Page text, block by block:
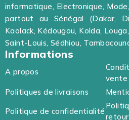
informatique, Electronique,
partout au Sénégal (Dakar,
Kaolack, Kédougou, Kolda,
Saint-Louis, Sédhiou,
Informations
A propos
vente
Politiques de livraisons
Politique de confidentialité
retour